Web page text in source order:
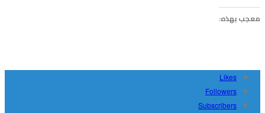
معجب بهذه:
Likes
Followers
Subscribers